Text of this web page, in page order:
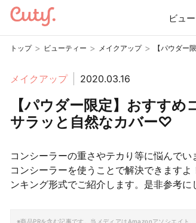
ビュ
トップ > ビューティー > メイクアップ > 【パウダー
メイクアップ 2020.03.16
【パウダー限定】おすす
サラッと自然なカバー♡
コンシーラーの重さやテカり等に悩んで
コンシーラーを使うことで解決できます
ンキング形式でご紹介します。是非参考に
※商品PRを含む記事です。当メディアはAmazonアソシエイト